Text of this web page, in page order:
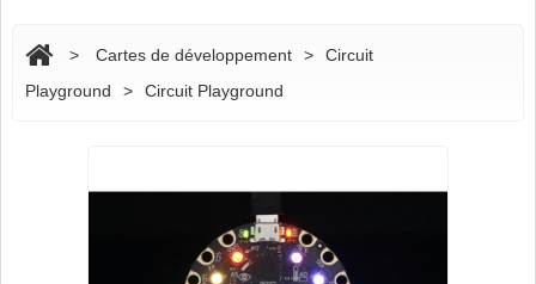
> Cartes de développement >
Circuit
Playground
> Circuit Playground